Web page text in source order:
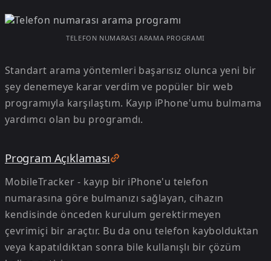
TELEFON NUMARASI ARAMA PROGRAMI
Standart arama yöntemleri başarısız olunca yeni bir
şey denemeye karar verdim ve popüler bir web
programıyla karşılaştım. Kayıp iPhone'umu bulmama
yardımcı olan bu programdı.
Program Açıklaması
MobileTracker - kayıp bir iPhone'u telefon
numarasına göre bulmanızı sağlayan, cihazın
kendisinde önceden kurulum gerektirmeyen
çevrimiçi bir araçtır. Bu da onu telefon kaybolduktan
veya kapatıldıktan sonra bile kullanışlı bir çözüm